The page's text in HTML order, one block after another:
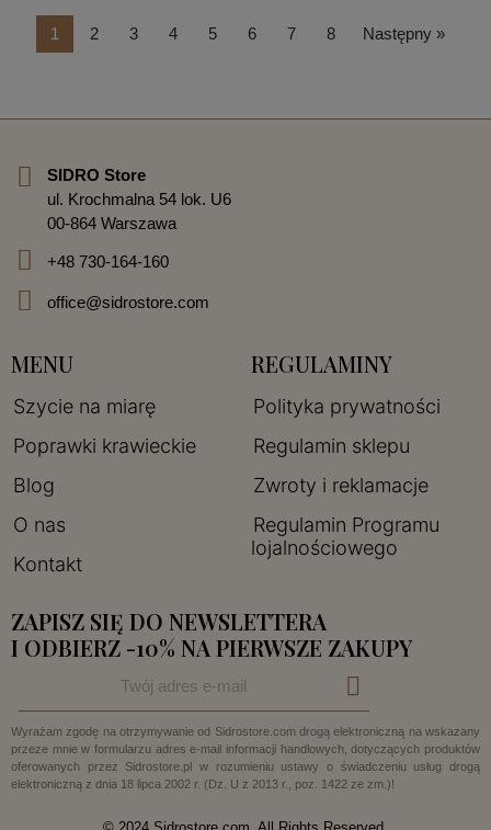
1 2 3 4 5 6 7 8 Następny »
SIDRO Store
ul. Krochmalna 54 lok. U6
00-864 Warszawa
+48 730-164-160
office@sidrostore.com
MENU
Szycie na miarę
Poprawki krawieckie
Blog
O nas
Kontakt
REGULAMINY
Polityka prywatności
Regulamin sklepu
Zwroty i reklamacje
Regulamin Programu
lojalnościowego
ZAPISZ SIĘ DO NEWSLETTERA
I ODBIERZ -10% NA PIERWSZE ZAKUPY
Wyrażam zgodę na otrzymywanie od Sidrostore.com drogą elektroniczną na wskazany
przeze mnie w formularzu adres e-mail informacji handlowych, dotyczących produktów
oferowanych przez Sidrostore.pl w rozumieniu ustawy o świadczeniu usług drogą
elektroniczną z dnia 18 lipca 2002 r. (Dz. U z 2013 r., poz. 1422 ze zm.)!